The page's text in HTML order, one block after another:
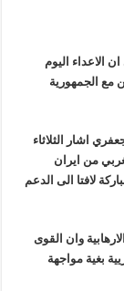
الاعداء اليوم
مع الجمهورية
اشار الثلاثاء
من ايران
لافتا الى الدعم
وان القوى
بغية مواجهة